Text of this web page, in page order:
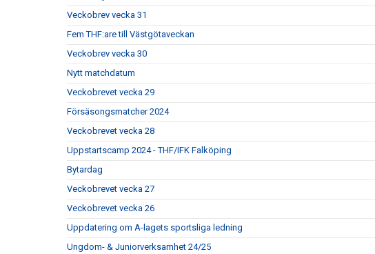
Veckobrev vecka 31
Fem THF:are till Västgötaveckan
Veckobrev vecka 30
Nytt matchdatum
Veckobrevet vecka 29
Försäsongsmatcher 2024
Veckobrevet vecka 28
Uppstartscamp 2024 - THF/IFK Falköping
Bytardag
Veckobrevet vecka 27
Veckobrevet vecka 26
Uppdatering om A-lagets sportsliga ledning
Ungdom- & Juniorverksamhet 24/25